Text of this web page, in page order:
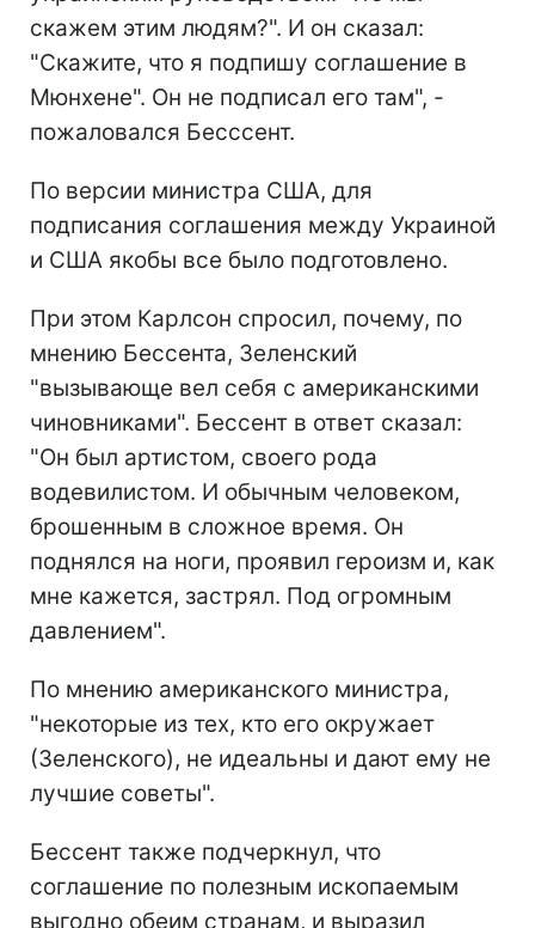
скажем этим людям?". И он сказал:
"Скажите, что я подпишу соглашение в
Мюнхене". Он не подписал его там", -
пожаловался Бесссент.
По версии министра США, для
подписания соглашения между Украиной
и США якобы все было подготовлено.
При этом Карлсон спросил, почему, по
мнению Бессента, Зеленский
"вызывающе вел себя с американскими
чиновниками". Бессент в ответ сказал:
"Он был артистом, своего рода
водевилистом. И обычным человеком,
брошенным в сложное время. Он
поднялся на ноги, проявил героизм и, как
мне кажется, застрял. Под огромным
давлением".
По мнению американского министра,
"некоторые из тех, кто его окружает
(Зеленского), не идеальны и дают ему не
лучшие советы".
Бессент также подчеркнул, что
соглашение по полезным ископаемым
выгодно обеим странам, и выразил